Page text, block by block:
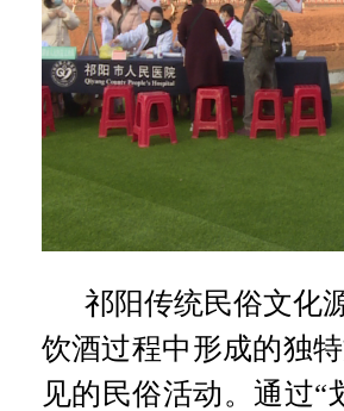
祁阳传统民俗文化
饮酒过程中形成的独
见的民俗活动。通过